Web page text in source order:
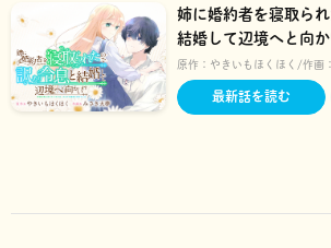
姉に婚約者を寝取ら
結婚して辺境へと向
待っていたのは、ま
た～
原作： やきいもほくほく 作画：
最新話を読む